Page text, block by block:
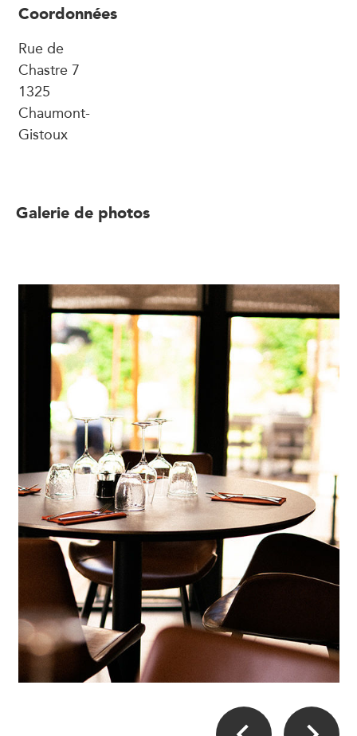
Coordonnées
Rue de
Chastre 7
1325
Chaumont-
Gistoux
Galerie de photos